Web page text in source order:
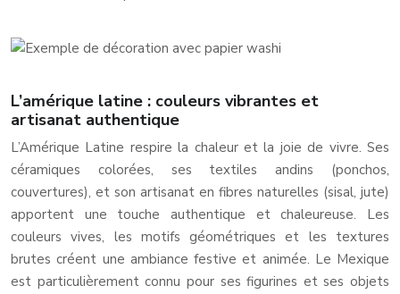
L’amérique latine : couleurs vibrantes et
artisanat authentique
L’Amérique Latine respire la chaleur et la joie de vivre. Ses
céramiques colorées, ses textiles andins (ponchos,
couvertures), et son artisanat en fibres naturelles (sisal, jute)
apportent une touche authentique et chaleureuse. Les
couleurs vives, les motifs géométriques et les textures
brutes créent une ambiance festive et animée. Le Mexique
est particulièrement connu pour ses figurines et ses objets